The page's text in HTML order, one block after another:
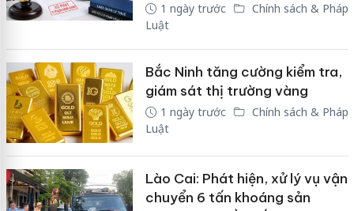
1 ngày trước
Chính sách & Pháp
Luật
Bắc Ninh tăng cường kiểm tra,
giám sát thị trường vàng
1 ngày trước
Chính sách & Pháp
Luật
Lào Cai: Phát hiện, xử lý vụ vận
chuyển 6 tấn khoáng sản